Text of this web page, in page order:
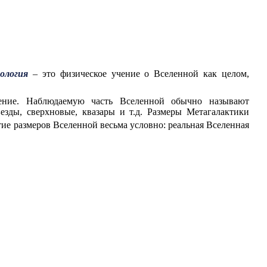
– это физическое учение о Вселенной как целом,
Наблюдаемую часть Вселенной обычно называют
сверхновые, квазары и т.д. Размеры Метагалактики
размеров Вселенной весьма условно: реальная Вселенная